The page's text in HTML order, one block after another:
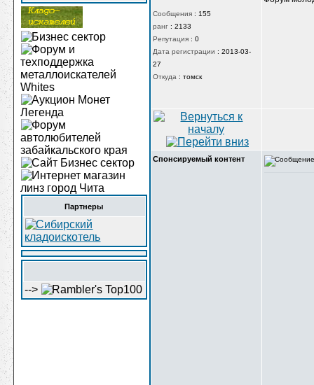
Партнеры
-->
Сообщения : 155
ранг : 2133
Репутация : 0
Дата регистрации : 2013-03-
27
Откуда : томск
Спонсируемый контент